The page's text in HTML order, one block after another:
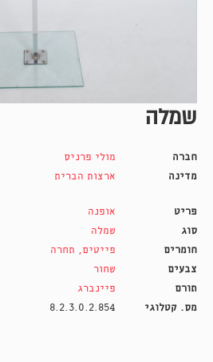
שמלה
חברה
מולי פרניס
מדינה
ארצות הברית
פריט
אופנה
סוג
שמלה
חומרים
פייטים, תחרה
צבעים
שחור
תורם
פיינברג
מס. קטלוגי
8.2.3.0.2.854